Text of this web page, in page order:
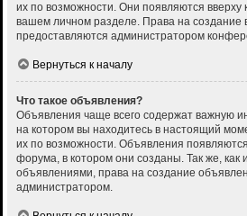
их по возможности. Они появляются вверху
вашем личном разделе. Права на создание
предоставляются администратором
Вернуться к началу
Что такое объявления?
Объявления чаще всего содержат важную
на котором вы находитесь в настоящий
их по возможности. Объявления
форума, в котором они созданы. Так же, как
объявлениями, права на создание
администратором.